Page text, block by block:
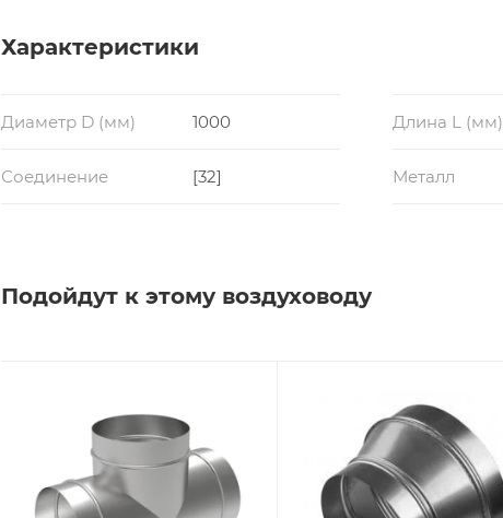
Характеристики
Диаметр D (мм) 1000 Длина L (мм)
Соединение [32] Металл
Подойдут к этому воздуховоду